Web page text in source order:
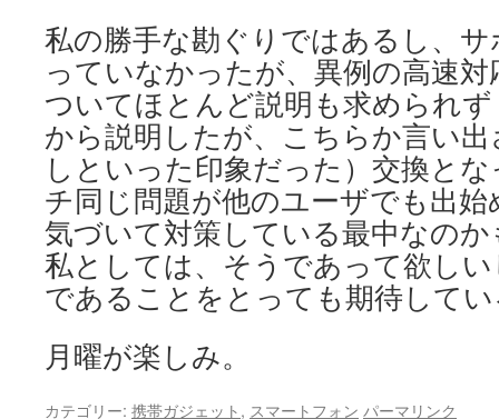
私の勝手な勘ぐりではあるし、
っていなかったが、異例の高速
ついてほとんど説明も求められ
から説明したが、こちらか言い
しといった印象だった）交換と
チ同じ問題が他のユーザでも出始
気づいて対策している最中なの
私としては、そうであって欲し
であることをとっても期待して
月曜が楽しみ。
カテゴリー: 携帯ガジェット, スマートフォン パーマリンク